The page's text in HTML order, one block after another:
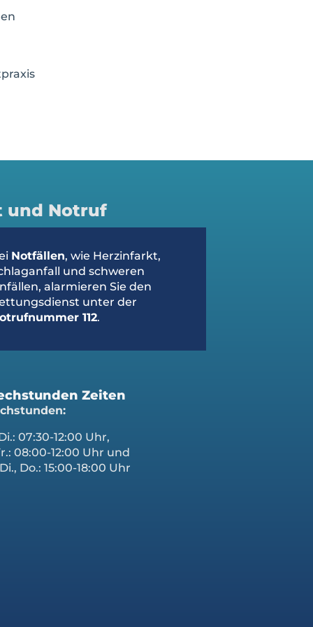
und Notruf
Notfällen, wie Herzinfarkt,
und schweren
alarmieren Sie den
unter der
112.
Zeiten
07:30-12:00 Uhr,
08:00-12:00 Uhr und
Do.: 15:00-18:00 Uhr